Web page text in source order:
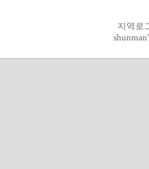
지역로
shunman